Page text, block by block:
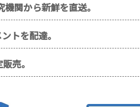
関から新鮮を直送。
トを配達。
売。